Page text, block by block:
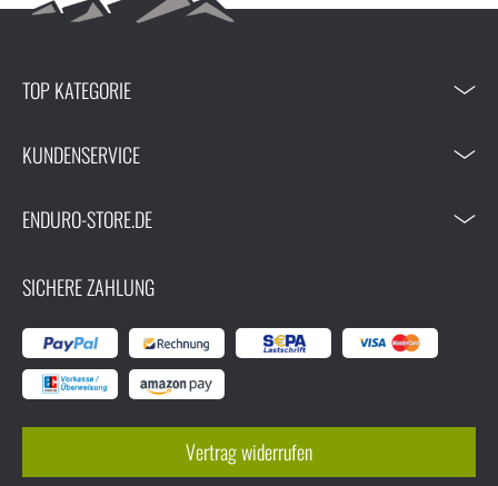
TOP KATEGORIE
KUNDENSERVICE
ENDURO-STORE.DE
SICHERE ZAHLUNG
Vertrag widerrufen